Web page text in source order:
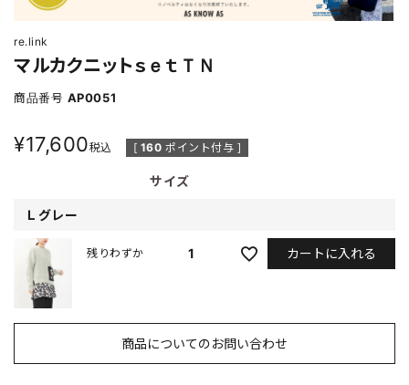
re.link
マルカクニットｓｅｔＴＮ
商品番号 AP0051
¥17,600税込 [ 160 ポイント付与 ]
サイズ
Ｌグレー
1
残りわずか カートに入れる
商品についてのお問い合わせ